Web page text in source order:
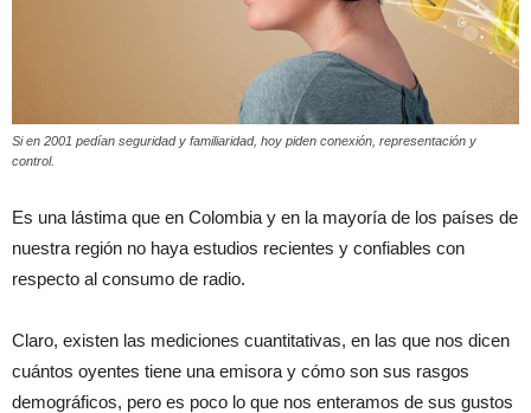
Si en 2001 pedían seguridad y familiaridad, hoy piden conexión, representación y
control.
Es una lástima que en Colombia y en la mayoría de los países de
nuestra región no haya estudios recientes y confiables con
respecto al consumo de radio.
Claro, existen las mediciones cuantitativas, en las que nos dicen
cuántos oyentes tiene una emisora y cómo son sus rasgos
demográficos, pero es poco lo que nos enteramos de sus gustos